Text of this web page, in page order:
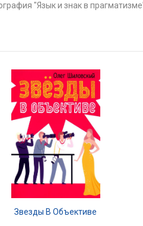
"Язык и знак в
Звезды В Объективе